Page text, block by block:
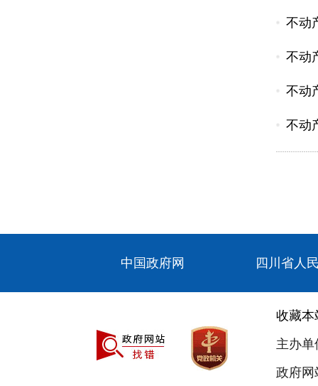
不动
不动
不动
不动
中国政府网 四川省人
收藏本
主办
政府网